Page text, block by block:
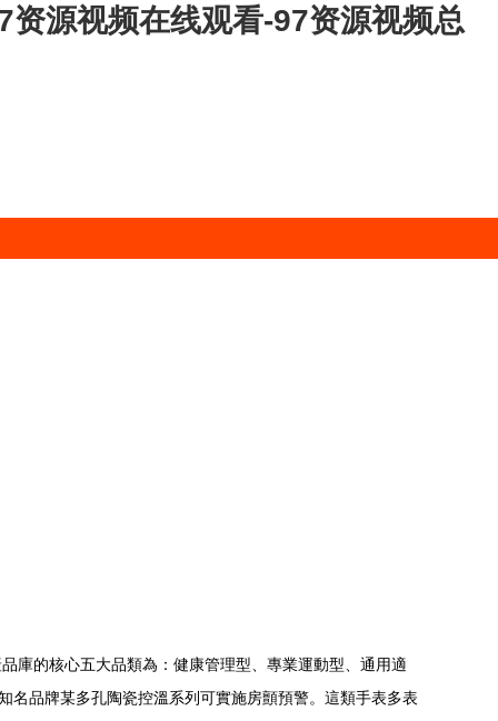
源视频在线观看-97资源视频总
庫的核心五大品類為：健康管理型、專業運動型、通用適
名品牌某多孔陶瓷控溫系列可實施房顫預警。這類手表多表